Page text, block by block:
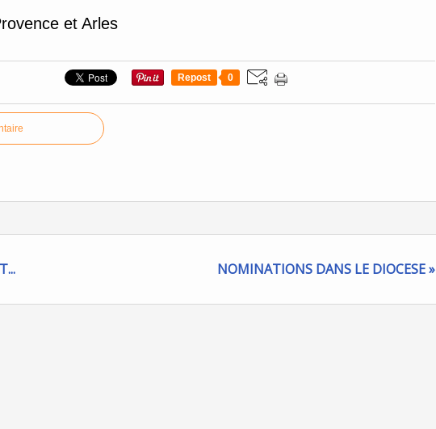
et Arles
Repost 0
NOMINATIONS DANS LE DIOCESE »